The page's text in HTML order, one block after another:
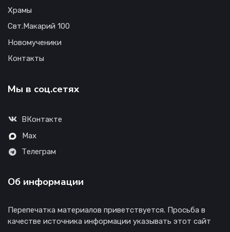
Храмы
Свт.Макарий 100
Новомученики
Контакты
Мы в соц.сетях
ВКонтакте
Max
Телеграм
Об информации
Перепечатка материалов приветствуется. Просьба в
качестве источника информации указывать этот сайт